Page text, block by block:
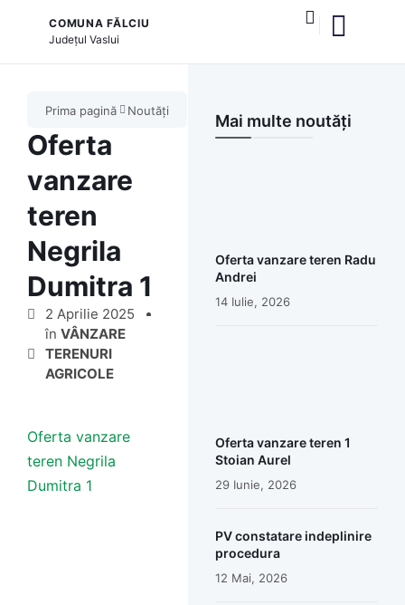
COMUNA FĂLCIU
JudețulVaslui
Prima pagină Noutăți
Oferta
vanzare
teren
Negrila
Dumitra 1
2 Aprilie 2025
în VÂNZARE
TERENURI
AGRICOLE
Oferta vanzare
teren Negrila
Dumitra 1
Mai multe noutăți
Oferta vanzare teren Radu
Andrei
14 Iulie, 2026
Oferta vanzare teren 1
Stoian Aurel
29 Iunie, 2026
PV constatare indeplinire
procedura
12 Mai, 2026